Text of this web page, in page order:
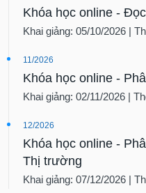
Khóa học online -
Khai giảng: 05/10/2026 |
11/2026
Khóa học online -
Khai giảng: 02/11/2026 |
12/2026
Khóa học online -
Thị trường
Khai giảng: 07/12/2026 |